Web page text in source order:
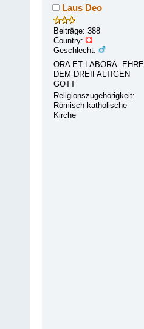
Laus Deo
Beiträge: 388
Country:
Geschlecht:
ORA ET LABORA. EHRE
DEM DREIFALTIGEN
GOTT
Religionszugehörigkeit:
Römisch-katholische
Kirche